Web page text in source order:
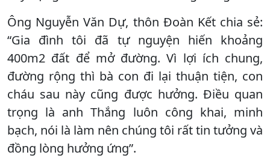
Ông Nguyễn Văn Dự, thôn Đoàn Kết chia sẻ:
“Gia đình tôi đã tự nguyện hiến khoảng
400m2 đất để mở đường. Vì lợi ích chung,
đường rộng thì bà con đi lại thuận tiện, con
cháu sau này cũng được hưởng. Điều quan
trọng là anh Thắng luôn công khai, minh
bạch, nói là làm nên chúng tôi rất tin tưởng và
đồng lòng hưởng ứng”.